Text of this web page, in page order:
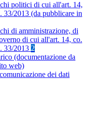
politici di cui all'art. 14,
33/2013 (da pubblicare in
di amministrazione, di
di cui all'art. 14, co.
33/2013 2
(documentazione da
web)
dei dati